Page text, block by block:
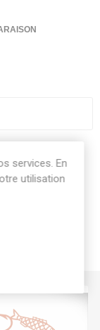
services. En
utilisation